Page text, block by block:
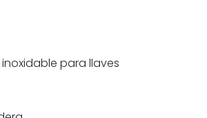
para llaves